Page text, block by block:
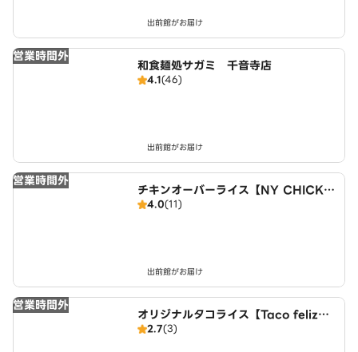
出前館がお届け
営業時間外
和食麺処サガミ 千音寺店
4.1(46)
出前館がお届け
営業時間外
チキンオーバーライス【NY CHICKE
N STAND】 名古屋店
4.0(11)
出前館がお届け
営業時間外
オリジナルタコライス【Taco feliz】
名古屋店
2.7(3)